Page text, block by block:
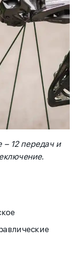
– 12 передач и